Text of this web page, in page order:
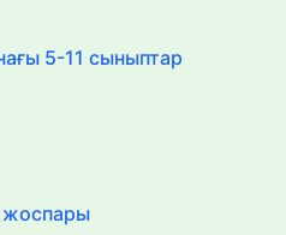
5-11 сыныптар
жоспары